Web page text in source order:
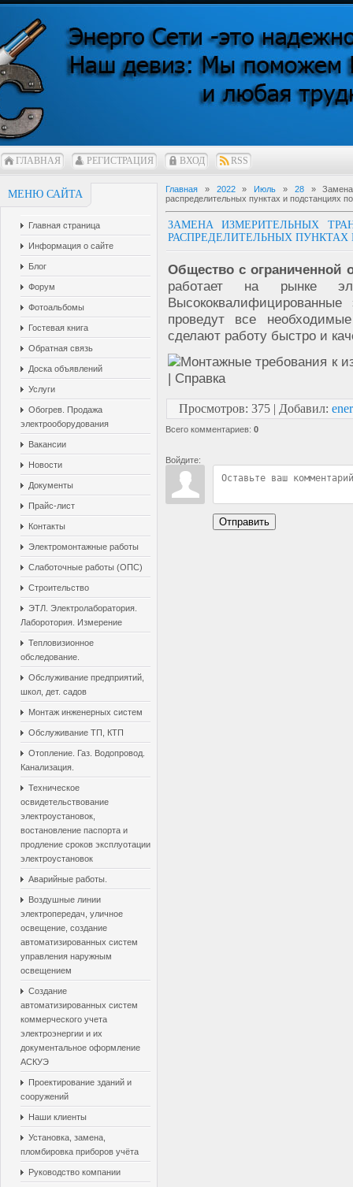
ГЛАВНАЯ РЕГИСТРАЦИЯ ВХОД RSS
МЕНЮ САЙТА
Главная страница
Информация о сайте
Блог
Форум
Фотоальбомы
Гостевая книга
Обратная связь
Доска объявлений
Услуги
Обогрев. Продажа
электрооборудования
Вакансии
Новости
Документы
Прайс-лист
Контакты
Электромонтажные работы
Слаботочные работы (ОПС)
Строительство
ЭТЛ. Электролаборатория.
Лаборотория. Измерение
Тепловизионное
обследование.
Обслуживание предприятий,
школ, дет. садов
Монтаж инженерных систем
Обслуживание ТП, КТП
Отопление. Газ. Водопровод.
Канализация.
Техническое
освидетельствование
электроустановок,
востановление паспорта и
продление сроков эксплуотации
электроустановок
Аварийные работы.
Воздушные линии
электропередач, уличное
освещение, создание
автоматизированных систем
управления наружным
освещением
Создание
автоматизированных систем
коммерческого учета
электроэнергии и их
документальное оформление
АСКУЭ
Проектирование зданий и
сооружений
Наши клиенты
Установка, замена,
пломбировка приборов учёта
Руководство компании
Главная » 2022 » Июль » 28» Замена
распределительных пунктах и подстанциях
ЗАМЕНА ИЗМЕРИТЕЛЬНЫХ
РАСПРЕДЕЛИТЕЛЬНЫХ
Общество с ограниченной
работает на рынке
проведут все
сделают работу быстро и
Просмотров: 375 | Добавил:
Всего комментариев: 0
Войдите:
Отправить